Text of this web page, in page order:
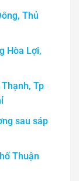
Thủ
Hòa Lợi,
Tp
sau sáp
Thuận